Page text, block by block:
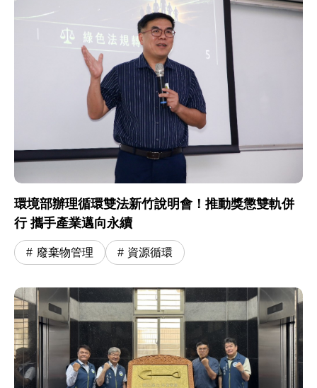
環境部辦理循環雙法新竹說明會！推動獎懲雙軌併
行 攜手產業邁向永續
廢棄物管理 資源循環